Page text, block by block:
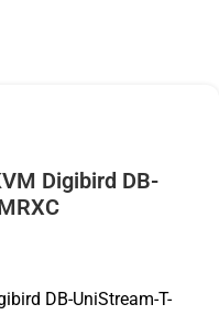
Digibird DB-
DB-UniStream-T-